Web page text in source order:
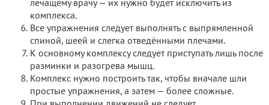
лечащему врачу — их нужно будет исключить из
комплекса.
Все упражнения следует выполнять с выпрямленной
спиной, шеей и слегка отведёнными плечами.
К основному комплексу следует приступать лишь после
разминки и разогрева мышц.
Комплекс нужно построить так, чтобы вначале шли
простые упражнения, а затем — более сложные.